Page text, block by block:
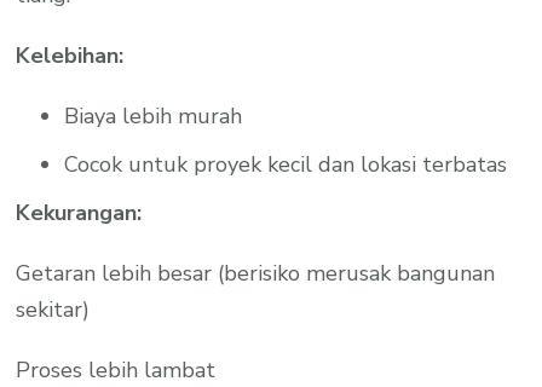
Kelebihan:
Biaya lebih murah
Cocok untuk proyek kecil dan lokasi terbatas
Kekurangan:
Getaran lebih besar (berisiko merusak bangunan
sekitar)
Proses lebih lambat